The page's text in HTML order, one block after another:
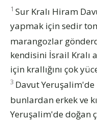
1 Sur Kralı Hiram
yapmak için sedir
marangozlar
kendisini İsrail Kralı
için krallığını çok
3 Davut Yeruşalim'de
bunlardan erkek ve
Yeruşalim'de doğan